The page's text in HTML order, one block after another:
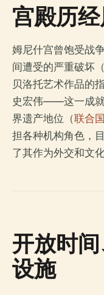
宫殿历
姆尼什宫曾饱受战
间遭受的严重破坏（
贝洛托艺术作品的
史宏伟——这一成
界遗产地位（联合
担各种机构角色，
了其作为外交和文
开放时
设施